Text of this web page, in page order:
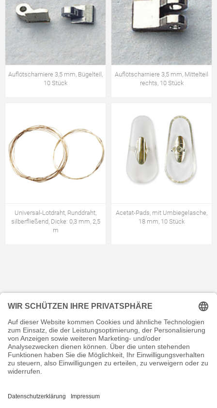
Auflötscharniere 3,5 mm, Bügelteil,
10 Stück
Auflötscharniere 3,5 mm, Mittelteil
rechts, 10 Stück
Universal-Lotdraht, Runddraht,
silberfließend, Dicke: 0,3 mm, 2,5
m
Acetat-Pads, mit Umbiegelasche,
18 mm, 10 Stück
KONTAKT
RECHTLICHES